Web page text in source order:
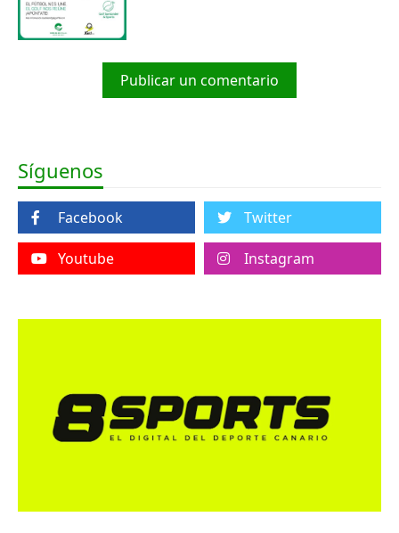
Publicar un comentario
Síguenos
Facebook Twitter
Youtube Instagram